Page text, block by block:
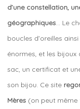
d’une constellation,
géographiques… Le
boucles d’oreilles
énormes, et les
sac, un certificat et
son bijou. Ce site
Mères (on peut même